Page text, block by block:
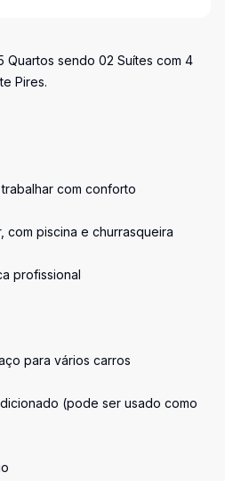
Quartos sendo 02 Suítes com 4
Pires.
com conforto
com piscina e churrasqueira
profissional
para vários carros
(pode ser usado como